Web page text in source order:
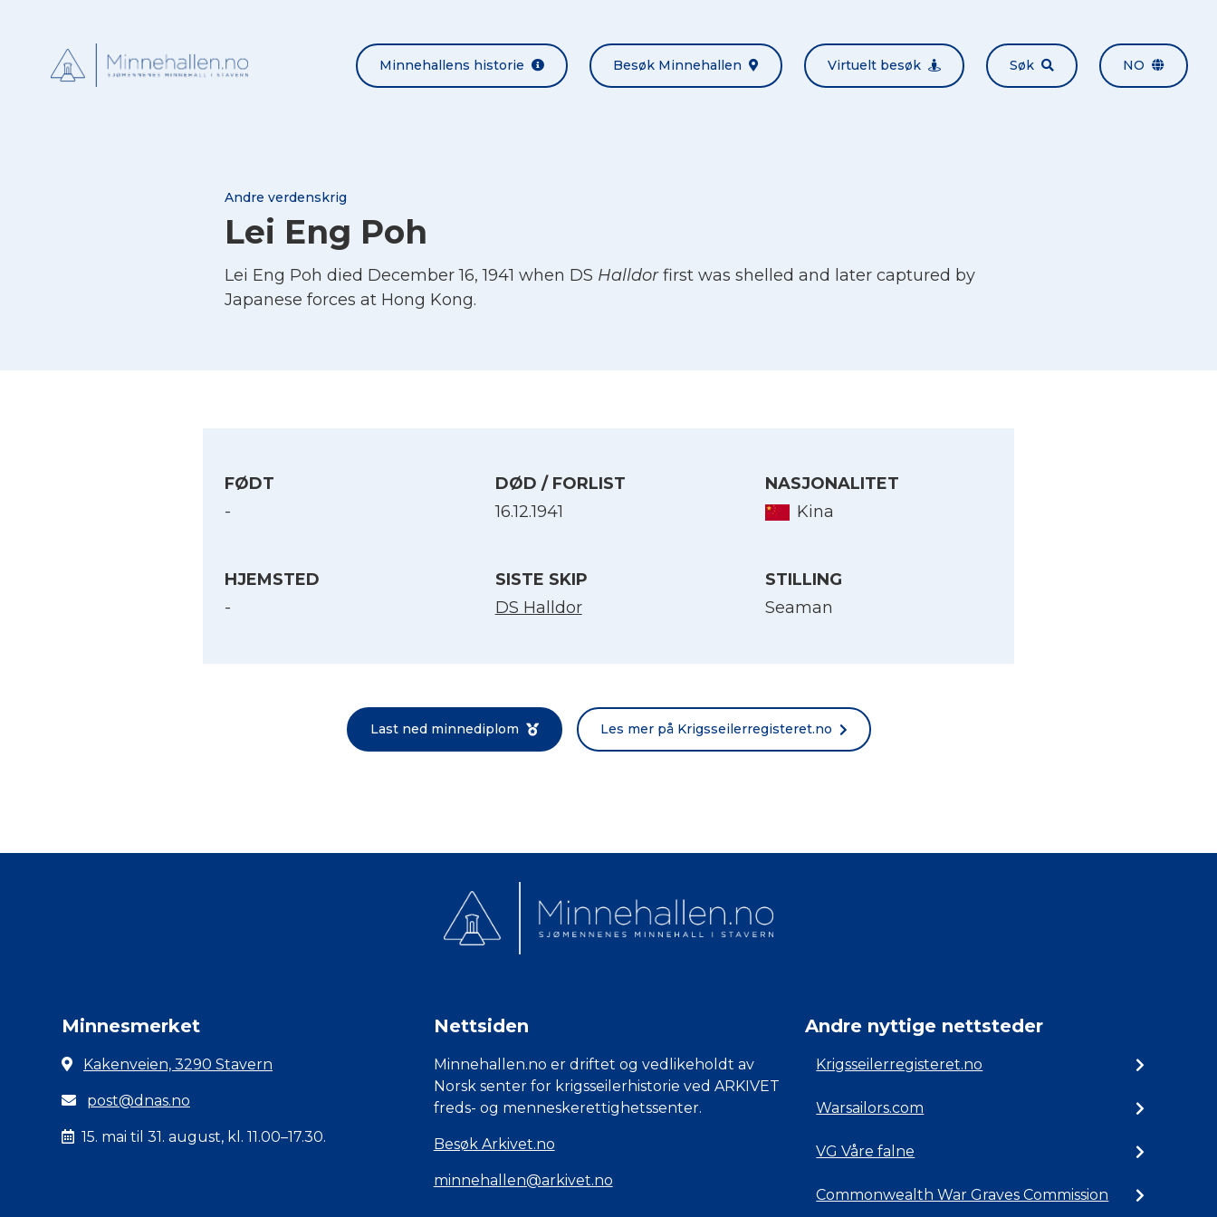
Minnehallens historie Besøk Minnehallen Virtuelt besøk Søk NO
Andre verdenskrig
Lei Eng Poh
Lei Eng Poh died December 16, 1941 when DS Halldorfirst was shelled and later captured by
Japanese forces at Hong Kong.
FØDT
-
DØD / FORLIST
16.12.1941
NASJONALITET
Kina
HJEMSTED
-
SISTE SKIP
DS Halldor
STILLING
Seaman
Last ned minnediplom Les mer på Krigsseilerregisteret.no
Minnesmerket
Kakenveien, 3290 Stavern
post@dnas.no
15. mai til 31. august, kl. 11.00–17.30.
Nettsiden
Minnehallen.no er driftet og vedlikeholdt av
Norsk senter for krigsseilerhistorie ved ARKIVET
freds- og menneskerettighetssenter.
Besøk Arkivet.no
minnehallen@arkivet.no
Andre nyttige nettsteder
Krigsseilerregisteret.no
Warsailors.com
VG Våre falne
Commonwealth War Graves Commission
Norsk bokmål